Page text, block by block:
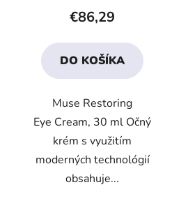
produktu
je
3,9
z
hviezdičiek.
€86,29
DO KOŠÍKA
Muse Restoring
Eye Cream, 30 ml Očný
krém s využitím
moderných technológií
obsahuje...